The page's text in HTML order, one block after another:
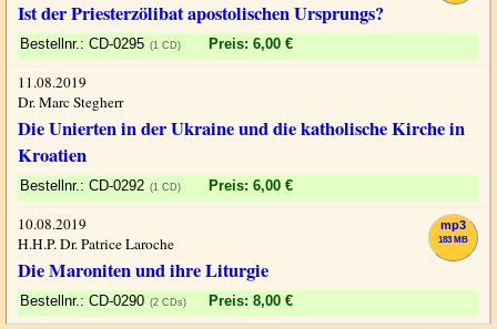
Ist der Priesterzölibat apostolischen Ursprungs?
CD-0295 (1 CD) Preis: 6,00 €
11.08.2019
Dr. Marc Stegherr
Die Unierten in der Ukraine und die katholische Kirche in
Kroatien
CD-0292 (1 CD) Preis: 6,00 €
10.08.2019 mp3
183 MB
H.H.P. Dr. Patrice Laroche
Die Maroniten und ihre Liturgie
CD-0290 (2 CDs) Preis: 8,00 €